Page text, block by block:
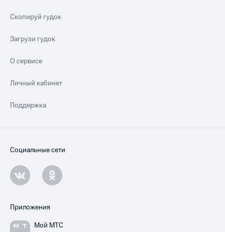
Скопируй гудок
Загрузи гудок
О сервисе
Личный кабинет
Поддержка
Социальные сети
Приложения
Мой МТС